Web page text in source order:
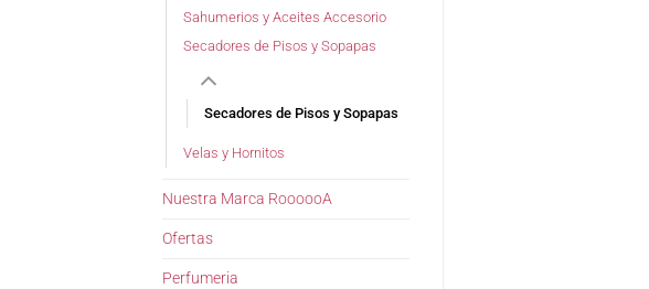
Sahumerios y Aceites Accesorio
Secadores de Pisos y Sopapas
Secadores de Pisos y Sopapas
Velas y Hornitos
Nuestra Marca RoooooA
Ofertas
Perfumeria